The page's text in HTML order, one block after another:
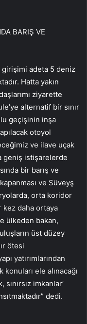
BARIŞ VE
girişimi adeta 5 deniz
Hatta yakın
ziyarette
alternatif bir sınır
geçişinin inşa
otoyol
ve ilave uçak
geniş istişarelerde
bir barış ve
ve Süveyş
orta koridor
kez daha ortaya
ülkeden bakan,
üst düzey
ötesi
yatırımlarından
ele alınacağı
sınırsız imkanlar’
dedi.